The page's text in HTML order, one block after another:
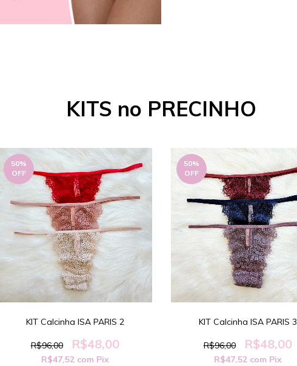
KITS no PRECINHO
50%
OFF
KIT Calcinha ISA PARIS 2
R$96,00 R$48,00
R$47,52 com Pix
50%
OFF
KIT Calcinha ISA PARIS 3
R$96,00 R$48,00
R$47,52 com Pix